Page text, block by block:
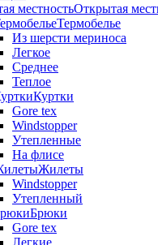
Открытая
Термобелье
Из шерсти мериноса
Легкое
Среднее
Теплое
Куртки
Gore tex
Windstopper
Утепленные
На флисе
Жилеты
Windstopper
Утепленный
Брюки
Gore tex
Легкие